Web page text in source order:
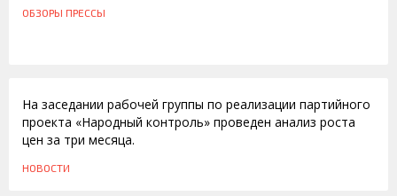
ОБЗОРЫ ПРЕССЫ
На заседании рабочей группы по реализации партийного
проекта «Народный контроль» проведен анализ роста
цен за три месяца.
НОВОСТИ